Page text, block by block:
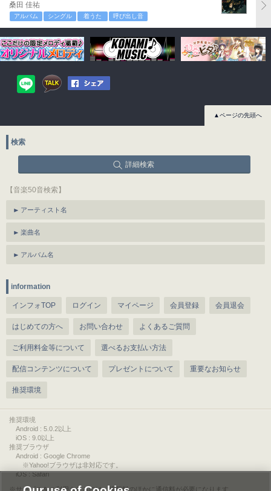
桑田 佳祐
アルバム シングル 着うた 呼び出し音
▲ページの先頭へ
検索
詳細検索
【音楽50音検索】
アーティスト名
楽曲名
アルバム名
information
インフォTOP ログイン マイページ 会員登録 会員退会
はじめての方へ お問い合わせ よくあるご質問
ご利用料金等について 選べるお支払い方法
配信コンテンツについて プレゼントについて 重要なお知らせ
推奨環境
推奨環境
Android : 5.0.2以上
iOS : 9.0以上
推奨ブラウザ
Android : Google Chrome
※Yahoo!ブラウザは非対応です。
iOS : Safari
サービスをご利用されるには、情報料のほかに通信料が必要になります。